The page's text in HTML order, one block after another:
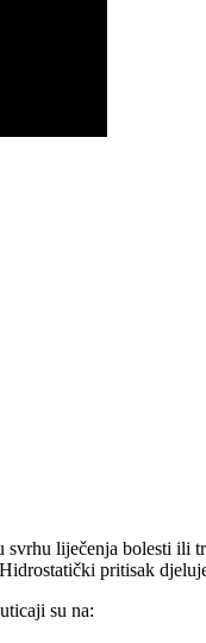
liječenja bolesti ili
pritisak
su na: